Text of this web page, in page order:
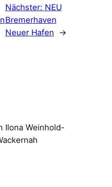
Nächster: NEU
Bremerhaven
Neuer Hafen
→
Ilona Weinhold-